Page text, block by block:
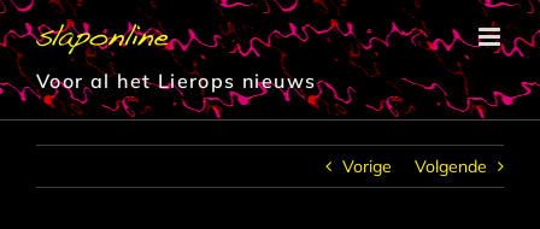
Ga
naar
inhoud
Voor al het Lierops nieuws
Vorige Volgende